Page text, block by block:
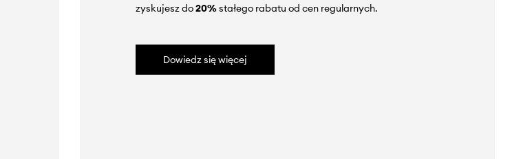
zyskujesz do20%stałego rabatu od cen regularnych.
Dowiedz się więcej